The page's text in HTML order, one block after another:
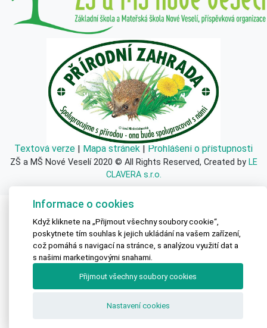
Textová verze | Mapa stránek | Prohlášení o přístupnosti
ZŠ a MŠ Nové Veselí 2020 © All Rights Reserved, Created by LE
CLAVERA s.r.o.
Informace o cookies
Když kliknete na „Přijmout všechny soubory cookie“,
poskytnete tím souhlas k jejich ukládání na vašem zařízení,
což pomáhá s navigací na stránce, s analýzou využití dat a
s našimi marketingovými snahami.
Přijmout všechny soubory cookies
Nastavení cookies